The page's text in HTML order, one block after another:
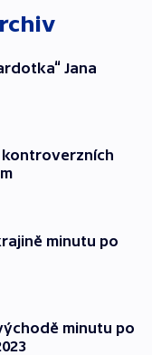
Jana
kontroverzních
minutu po
minutu po